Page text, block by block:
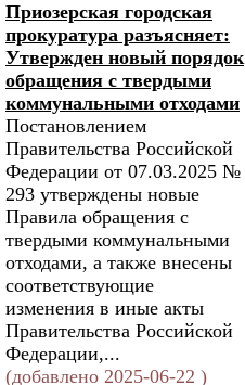
Приозерская городская
прокуратура разъясняет:
Утвержден новый порядок
обращения с твердыми
коммунальными отходами
Постановлением
Правительства Российской
Федерации от 07.03.2025 №
293 утверждены новые
Правила обращения с
твердыми коммунальными
отходами, а также внесены
соответствующие
изменения в иные акты
Правительства Российской
Федерации,...
(добавлено 2025-06-22 )